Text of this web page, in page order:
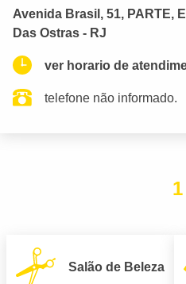
Avenida Brasil, 51, PARTE,
Das Ostras - RJ
ver horario de
telefone não informado.
1
Salão de Beleza